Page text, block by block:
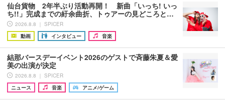
仙台貨物 2年半ぶり活動再開！ 新曲「いっち! いっ
ち!!」完成までの紆余曲折、トゥアーの見どころと…
2026.8.8 ｜ SPICER
動画
インタビュー 音楽
結那バースデーイベント2026のゲストで斉藤朱夏＆愛
美の出演が決定
2026.8.8 ｜ SPICER
ニュース
音楽 アニメ/ゲーム